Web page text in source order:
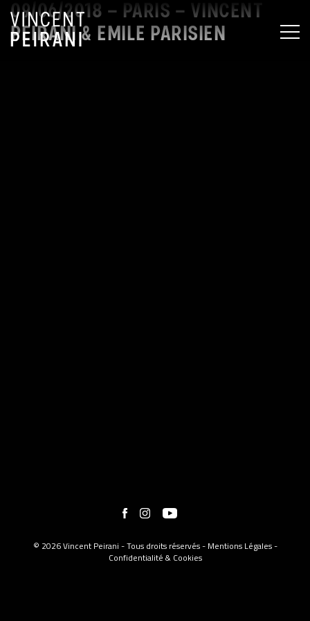
09/06/2018 – PARIS – VINCENT
PEIRANI & EMILE PARISIEN
© 2026 Vincent Peirani - Tous droits réservés - Mentions Légales-
Confidentialité & Cookies